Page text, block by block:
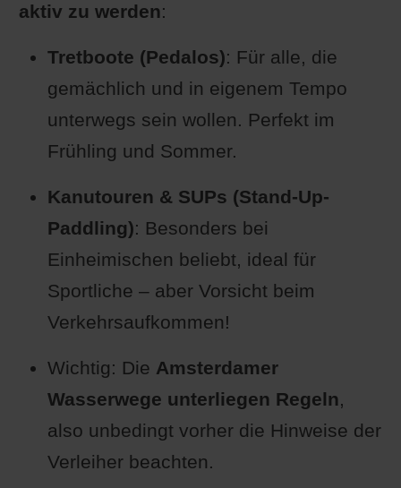
aktiv zu werden:
Tretboote (Pedalos): Für alle, die
gemächlich und in eigenem Tempo
unterwegs sein wollen. Perfekt im
Frühling und Sommer.
Kanutouren & SUPs (Stand-Up-
Paddling): Besonders bei
Einheimischen beliebt, ideal für
Sportliche – aber Vorsicht beim
Verkehrsaufkommen!
Wichtig: Die Amsterdamer
Wasserwege unterliegen Regeln,
also unbedingt vorher die Hinweise der
Verleiher beachten.